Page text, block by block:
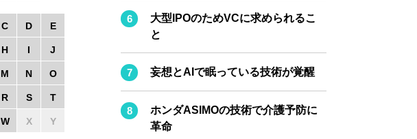
C D E
H I J
M N O
R S T
W X Y
大型IPOのためVCに求められるこ
と
妄想とAIで眠っている技術が覚醒
ホンダASIMOの技術で介護予防に
革命